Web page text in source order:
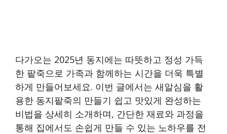
다가오는 2025년 동지에는 따뜻하고 정성 가득
한 팥죽으로 가족과 함께하는 시간을 더욱 특별
하게 만들어보세요. 이번 글에서는 새알심을 활
용한 동지팥죽의 만들기 쉽고 맛있게 완성하는
비법을 상세히 소개하며, 간단한 재료와 과정을
통해 집에서도 손쉽게 만들 수 있는 노하우를 전